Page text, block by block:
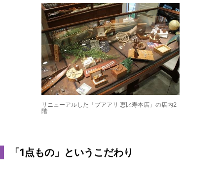
リニューアルした「プアアリ 恵比寿本店」の店内2
階
「1点もの」というこだわり